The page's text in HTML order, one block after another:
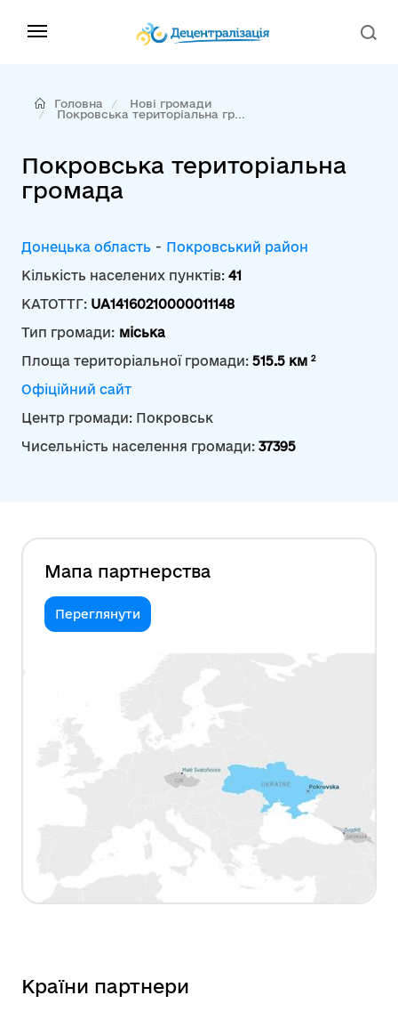
Головна
Нові громади
Покровська територіальна гр...
Покровська територіальна
громада
Донецька область - Покровський район
Кількість населених пунктів: 41
КАТОТТГ: UA14160210000011148
Тип громади: міська
Площа територіальної громади: 515.5 км 2
Офіційний сайт
Центр громади: Покровськ
Чисельність населення громади: 37395
Мапа партнерства
Переглянути
Країни партнери